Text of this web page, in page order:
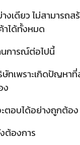
งเดียว ไม่สามารถส
ได้ทั้งหมด
การณ์ต่อไปนี้
ทเพราะเกิดปัญหา
ง
ตอบได้อย่างถูกต้อง
ต้องการ